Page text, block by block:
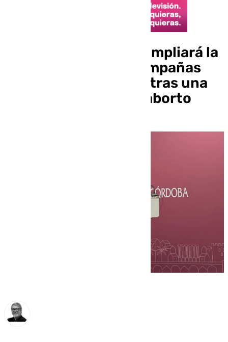
El PSOE de Córdoba ampliará la
denuncia contra «campañas
ultras» en mobiliario tras una
publicidad contra el aborto